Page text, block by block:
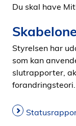
Du skal have
Styrelsen har
som kan
slutrapporter,
forandringsteori.